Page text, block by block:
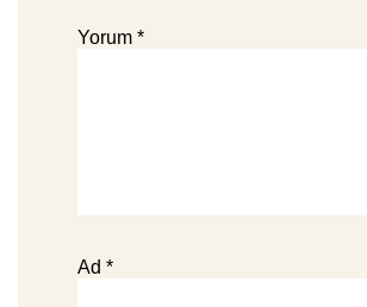
Yorum *
Ad *